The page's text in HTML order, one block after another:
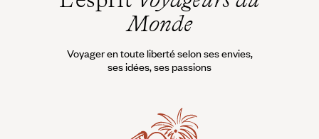
Monde
Voyager en toute liberté selon ses envies,
ses idées, ses passions